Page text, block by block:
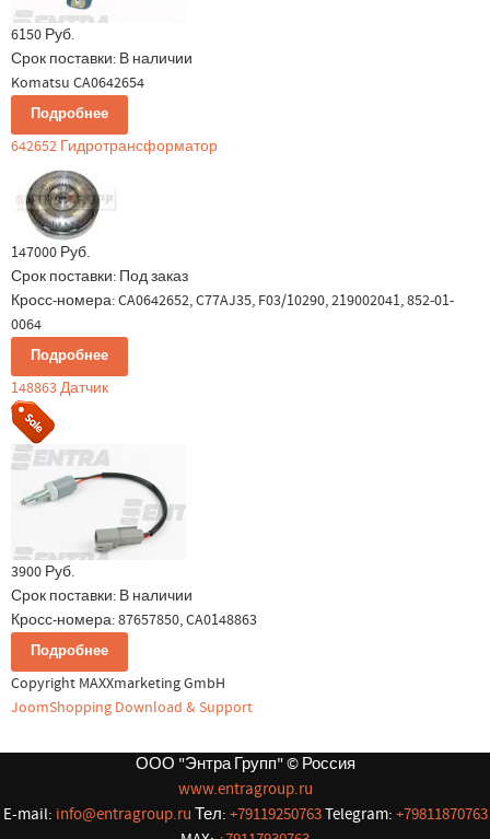
6150 Руб.
Срок поставки: В наличии
Komatsu CA0642654
Подробнее
642652 Гидротрансформатор
147000 Руб.
Срок поставки: Под заказ
Кросс-номера: CA0642652, C77AJ35, F03/10290, 219002041, 852-01-
0064
Подробнее
148863 Датчик
3900 Руб.
Срок поставки: В наличии
Кросс-номера: 87657850, CA0148863
Подробнее
Copyright MAXXmarketing GmbH
JoomShopping Download & Support
ООО "Энтра Групп" © Россия
www.entragroup.ru
E-mail: info@entragroup.ru Тел: +79119250763Telegram: +79811870763